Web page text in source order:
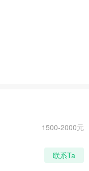
1500-2000元
联系Ta